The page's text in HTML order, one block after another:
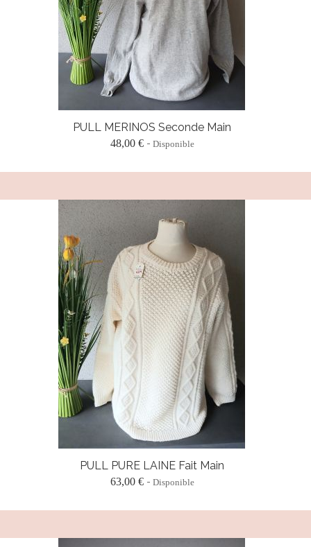
PULL MERINOS Seconde Main
48,00 € Disponible
PULL PURE LAINE Fait Main
63,00 € Disponible